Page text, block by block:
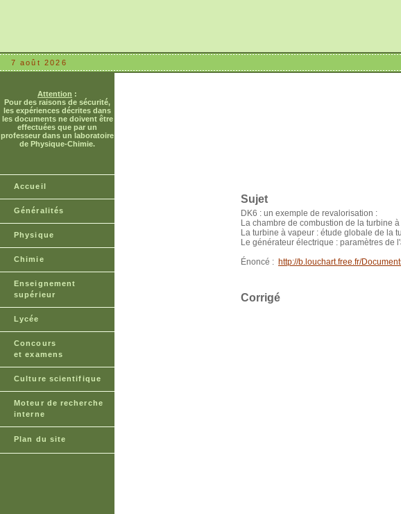
7 août 2026
Attention :
Pour des raisons de sécurité,
les expériences décrites dans
les documents ne doivent être
effectuées que par un
professeur dans un laboratoire
de Physique-Chimie.
Accueil
Généralités
Physique
Chimie
Enseignement
supérieur
Lycée
Concours
et examens
Culture scientifique
Moteur de recherche
interne
Plan du site
Sujet
DK6 : un exemple de revalorisation :
La chambre de combustion de la turbine
La turbine à vapeur : étude globale de la
Le générateur électrique : paramètres de
Énoncé : http://b.louchart.free.fr/
Corrigé